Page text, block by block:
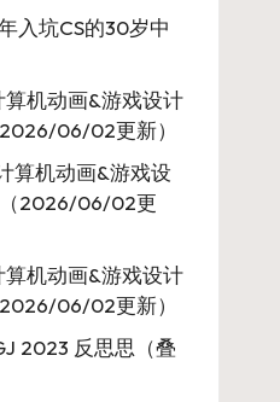
入坑CS的30岁中
算机动画&游戏设计
06/02更新）
算机动画&游戏设
2026/06/02更
算机动画&游戏设计
06/02更新）
2023 反思思（叠